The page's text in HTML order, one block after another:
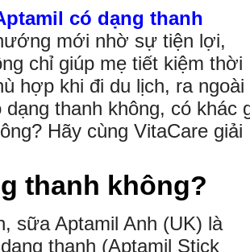
có dạng thanh
mới nhờ sự tiện lợi,
chỉ giúp mẹ tiết kiệm thời
hợp khi đi du lịch, ra ngoài
thanh không, có khác
Hãy cùng VitaCare giải
thanh không?
sữa Aptamil Anh (UK) là
thanh (Aptamil Stick